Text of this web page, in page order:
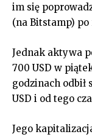
im się
(na Bitstamp) po
Jednak aktywa
700 USD w
godzinach odbił
USD i od tego
Jego